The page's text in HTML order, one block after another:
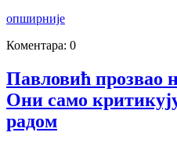
опширније
Коментара: 0
Павловић прозвао
Они само
радом